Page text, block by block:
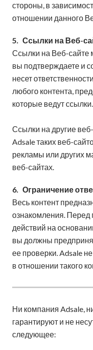
стороны, в
отношении данного
5. Ссылки на Веб-
Ссылки на Веб-сайте
вы подтверждаете и
несет
любого контента,
которые ведут ссылки.
Ссылки на другие
Adsale таких веб-
рекламы или других
веб-сайтах.
6. Ограничение
Весь контент
ознакомления. Перед
действий на
вы должны
ее проверки. Adsale
в отношении такого
Ни компания Adsale,
гарантируют и не
следующее: